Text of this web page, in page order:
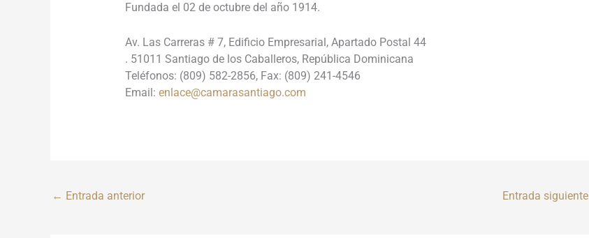
Fundada el 02 de octubre del año 1914.
Av. Las Carreras # 7, Edificio Empresarial, Apartado Postal 44
. 51011 Santiago de los Caballeros, República Dominicana
Teléfonos: (809) 582-2856, Fax: (809) 241-4546
Email: enlace@camarasantiago.com
← Entrada anterior Entrada siguiente